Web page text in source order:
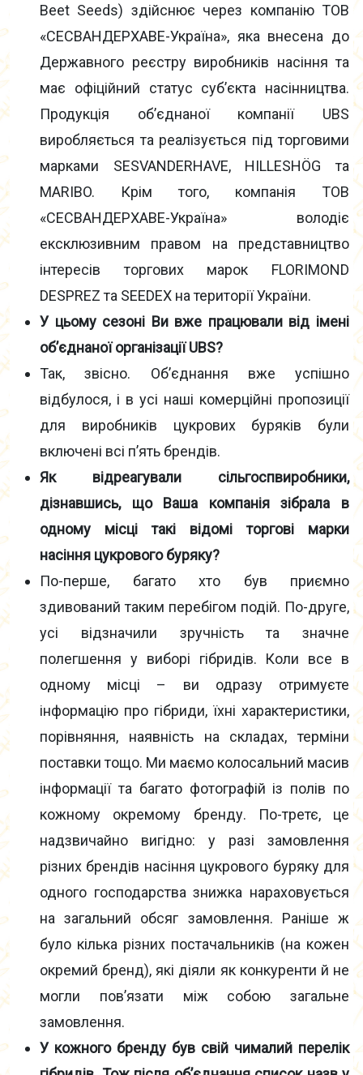
Beet Seeds) здійснює через компанію ТОВ
«СЕСВАНДЕРХАВЕ-Україна», яка внесена до
Державного реєстру виробників насіння та
має офіційний статус суб’єкта насінництва.
Продукція об’єднаної компанії UBS
виробляється та реалізується під торговими
марками SESVANDERHAVE, HILLESHÖG та
MARIBO. Крім того, компанія ТОВ
«СЕСВАНДЕРХАВЕ-Україна» володіє
ексклюзивним правом на представництво
інтересів торгових марок FLORIMOND
DESPREZ та SEEDEX на території України.
У цьому сезоні Ви вже працювали від імені
об’єднаної організації UBS?
Так, звісно. Об’єднання вже успішно
відбулося, і в усі наші комерційні пропозиції
для виробників цукрових буряків були
включені всі п’ять брендів.
Як відреагували сільгоспвиробники,
дізнавшись, що Ваша компанія зібрала в
одному місці такі відомі торгові марки
насіння цукрового буряку?
По-перше, багато хто був приємно
здивований таким перебігом подій. По-друге,
усі відзначили зручність та значне
полегшення у виборі гібридів. Коли все в
одному місці – ви одразу отримуєте
інформацію про гібриди, їхні характеристики,
порівняння, наявність на складах, терміни
поставки тощо. Ми маємо колосальний масив
інформації та багато фотографій із полів по
кожному окремому бренду. По-третє, це
надзвичайно вигідно: у разі замовлення
різних брендів насіння цукрового буряку для
одного господарства знижка нараховується
на загальний обсяг замовлення. Раніше ж
було кілька різних постачальників (на кожен
окремий бренд), які діяли як конкуренти й не
могли пов’язати між собою загальне
замовлення.
У кожного бренду був свій чималий перелік